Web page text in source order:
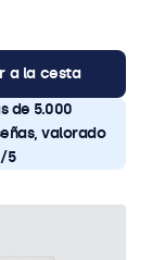
a la cesta
de 5.000
valorado
5